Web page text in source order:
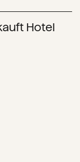
Hotel